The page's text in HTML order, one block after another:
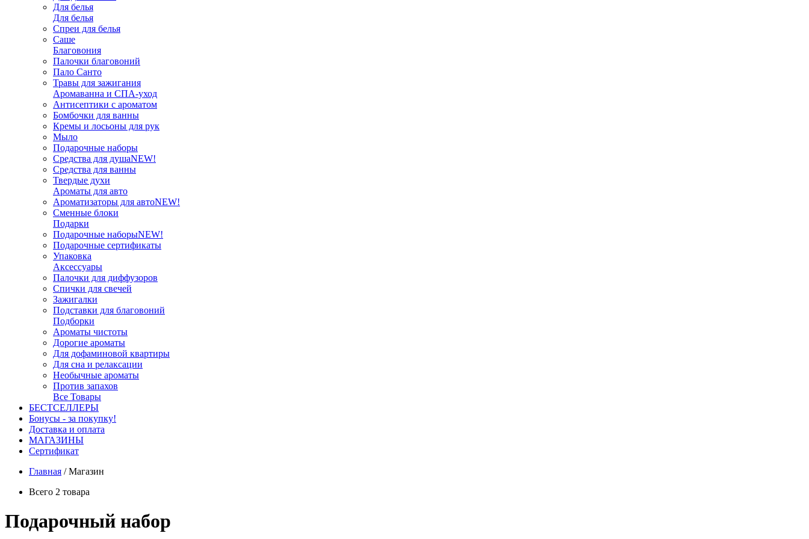
Для белья
Для белья
Спреи для белья
Саше
Благовония
Палочки благовоний
Пало Санто
Травы для зажигания
Аромаванна и СПА-уход
Антисептики с ароматом
Бомбочки для ванны
Кремы и лосьоны для рук
Мыло
Подарочные наборы
Средства для душаNEW!
Средства для ванны
Твердые духи
Ароматы для авто
Ароматизаторы для автоNEW!
Сменные блоки
Подарки
Подарочные наборыNEW!
Подарочные сертификаты
Упаковка
Аксессуары
Палочки для диффузоров
Спички для свечей
Зажигалки
Подставки для благовоний
Подборки
Ароматы чистоты
Дорогие ароматы
Для дофаминовой квартиры
Для сна и релаксации
Необычные ароматы
Против запахов
Все Товары
БЕСТСЕЛЛЕРЫ
Бонусы - за покупку!
Доставка и оплата
МАГАЗИНЫ
Cертификат
Главная /Магазин
Всего 2 товара
Подарочный набор